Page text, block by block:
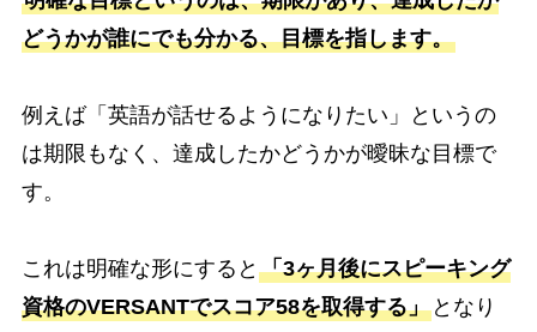
どうかが誰にでも分かる、目標を指します。
例えば「英語が話せるようになりたい」というの
は期限もなく、達成したかどうかが曖昧な目標で
す。
これは明確な形にすると 「3ヶ月後にスピーキング
資格のVERSANTでスコア58を取得する」となり